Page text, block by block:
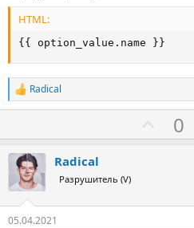
HTML:
{{ option_value.name }}
Р
е
и
и
:
Radical
а
0
Radical
Разрушитель (V)
05.04.2021